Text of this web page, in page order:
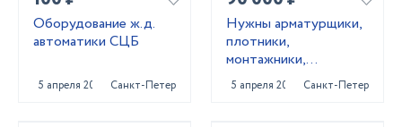
Оборудование ж.д.
автоматики СЦБ
5 апреля 2022 Санкт-Петербург
Нужны арматурщики,
плотники,
монтажники,
сварщики, бетонщики,
стропальщики,
5 апреля 2022 Санкт-Петербург